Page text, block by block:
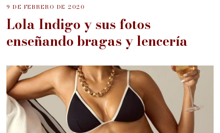
9 DE FEBRERO DE 2020
Lola Indigo y sus fotos
enseñando bragas y lencería